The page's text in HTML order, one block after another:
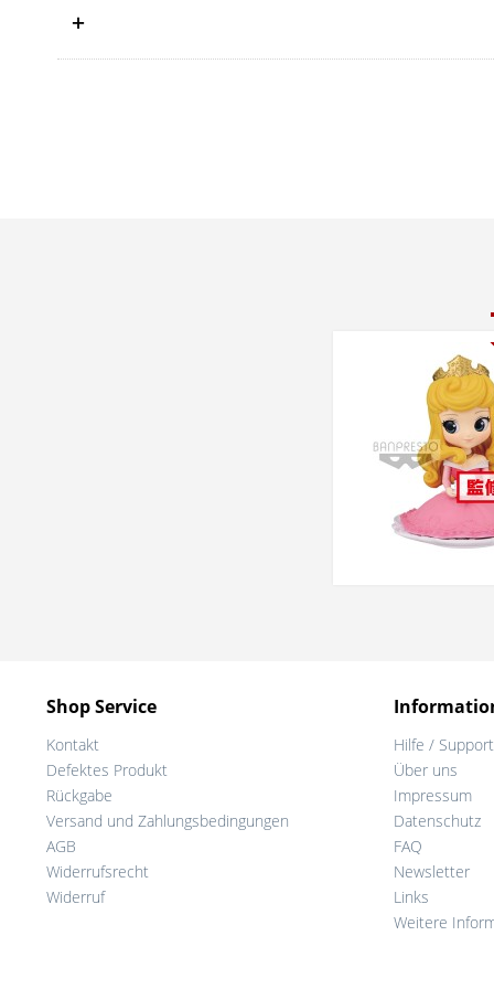
Shop Service
Kontakt
Defektes Produkt
Rückgabe
Versand und Zahlungsbedingungen
AGB
Widerrufsrecht
Widerruf
Hilfe / Support
Über uns
Impressum
Datenschutz
FAQ
Newsletter
Links
Weitere